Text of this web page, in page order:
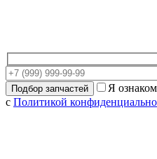
Я
с Политикой